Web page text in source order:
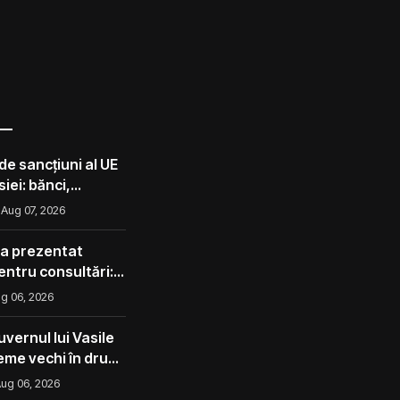
sancțiuni al UE
bănci,
din umbră
Aug 07, 2026
prezentat
consultări:
ca avocado
un măr din
06, 2026
lui Vasile
vechi în drum
06, 2026